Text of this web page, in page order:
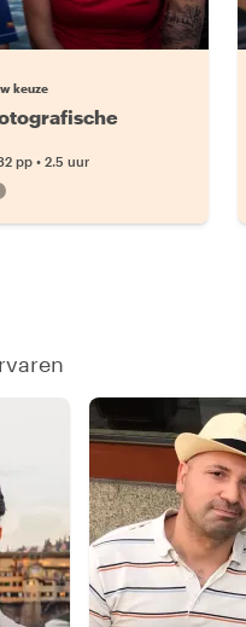
keuze
pp •2.5 uur